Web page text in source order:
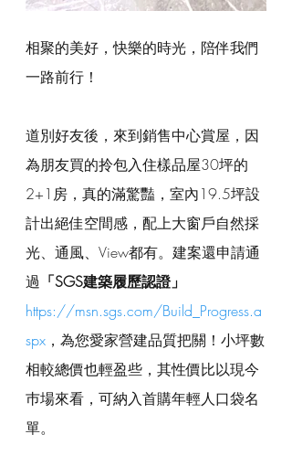
相聚的美好，快樂的時光，陪伴我們
一路前行！
道別好友後，來到銷售中心賞屋，因
為朋友買的拎包入住樣品屋30坪的
2+1房，真的滿驚豔，室內19.5坪設
計出絕佳空間感，配上大窗戶自然採
光、通風、View都有。建案還申請通
過 「SGS建築履歷認證」
https://msn.sgs.com/Build_Progress.a
spx ，為您愛家營建品質把關！小坪數
相較總價也輕盈些，其性價比以現今
巿場來看，可納入首購年輕人口袋名
單。